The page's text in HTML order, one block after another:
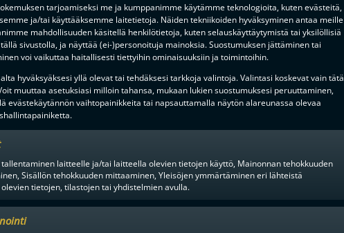
tarjoamiseksi me ja kumppanimme käytämme teknologioita, kuten evästeitä,
ja/tai käyttääksemme laitetietoja. Näiden tekniikoiden hyväksyminen antaa meille
mahdollisuuden käsitellä henkilötietoja, kuten selauskäyttäytymistä tai yksilöllisiä
sivustolla, ja näyttää (ei-)personoituja mainoksia. Suostumuksen jättäminen tai
voi vaikuttaa haitallisesti tiettyihin ominaisuuksiin ja toimintoihin.
hyväksyäksesi yllä olevat tai tehdäksesi tarkkoja valintoja. Valintasi koskevat vain tätä
muuttaa asetuksiasi milloin tahansa, mukaan lukien suostumuksesi peruuttaminen,
evästekäytännön vaihtopainikkeita tai napsauttamalla näytön alareunassa olevaa
laitteelle ja/tai laitteella olevien tietojen käyttö, Mainonnan tehokkuuden
Sisällön tehokkuuden mittaaminen, Yleisöjen ymmärtäminen eri lähteistä
tietojen, tilastojen tai yhdistelmien avulla.
F-LIIGANKUMPPANIT